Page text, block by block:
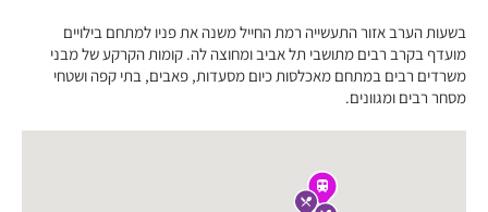
בשעות הערב אזור התעשייה רמת החייל משנה את פניו למתחם בילויים
מועדף בקרב רבים מתושבי תל אביב ומחוצה לה. קומות הקרקע של מבני
משרדים רבים במתחם מאכלסות כיום מסעדות, פאבים, בתי קפה ושטחי
מסחר רבים ומגוונים.